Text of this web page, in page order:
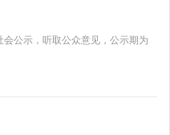
公示，听取公众意见，公示期为